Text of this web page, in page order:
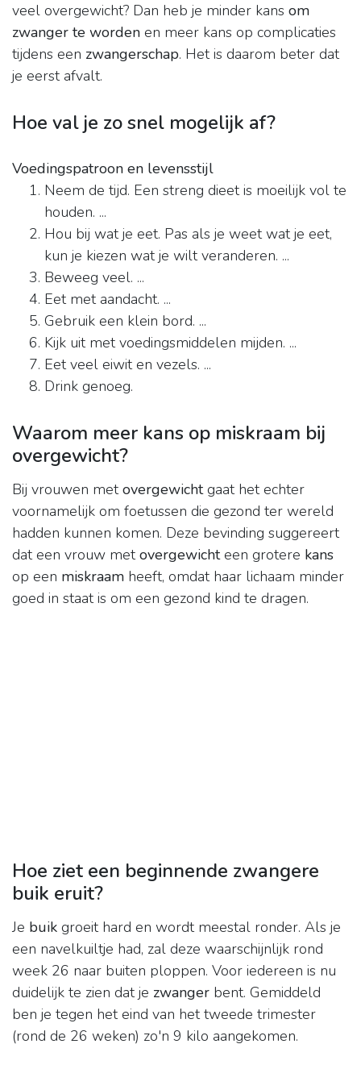
veel overgewicht? Dan heb je minder kans om
zwanger te worden en meer kans op complicaties
tijdens een zwangerschap. Het is daarom beter dat
je eerst afvalt.
Hoe val je zo snel mogelijk af?
Voedingspatroon en levensstijl
Neem de tijd. Een streng dieet is moeilijk vol te
houden. ...
Hou bij wat je eet. Pas als je weet wat je eet,
kun je kiezen wat je wilt veranderen. ...
Beweeg veel. ...
Eet met aandacht. ...
Gebruik een klein bord. ...
Kijk uit met voedingsmiddelen mijden. ...
Eet veel eiwit en vezels. ...
Drink genoeg.
Waarom meer kans op miskraam bij
overgewicht?
Bij vrouwen metovergewichtgaat het echter
voornamelijk om foetussen die gezond ter wereld
hadden kunnen komen. Deze bevinding suggereert
dat een vrouw metovergewichteen grotere kans
op een miskraam heeft, omdat haar lichaam minder
goed in staat is om een gezond kind te dragen.
Hoe ziet een beginnende zwangere
buik eruit?
Je buik groeit hard en wordt meestal ronder. Als je
een navelkuiltje had, zal deze waarschijnlijk rond
week 26 naar buiten ploppen. Voor iedereen is nu
duidelijk te zien dat je zwanger bent. Gemiddeld
ben je tegen het eind van het tweede trimester
(rond de 26 weken) zo'n 9 kilo aangekomen.